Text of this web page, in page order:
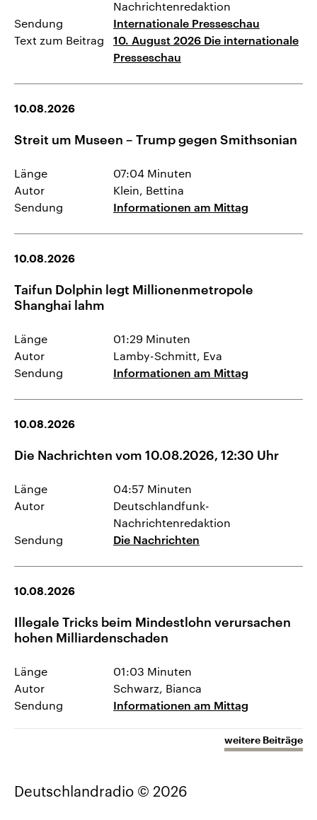
Nachrichtenredaktion
Sendung
Internationale Presseschau
Text zum Beitrag
10. August 2026 Die internationale
Presseschau
10.08.2026
Streit um Museen – Trump gegen Smithsonian
Länge
07:04 Minuten
Autor
Klein, Bettina
Sendung
Informationen am Mittag
10.08.2026
Taifun Dolphin legt Millionenmetropole
Shanghai lahm
Länge
01:29 Minuten
Autor
Lamby-Schmitt, Eva
Sendung
Informationen am Mittag
10.08.2026
Die Nachrichten vom 10.08.2026, 12:30 Uhr
Länge
04:57 Minuten
Autor
Deutschlandfunk-
Nachrichtenredaktion
Sendung
Die Nachrichten
10.08.2026
Illegale Tricks beim Mindestlohn verursachen
hohen Milliardenschaden
Länge
01:03 Minuten
Autor
Schwarz, Bianca
Sendung
Informationen am Mittag
weitere Beiträge
Deutschlandradio © 2026